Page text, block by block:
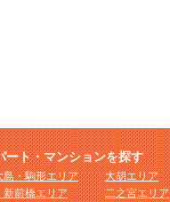
ート・マンションを探す
島・駒形エリア
新前橋エリア
大胡エリア
二之宮エリア